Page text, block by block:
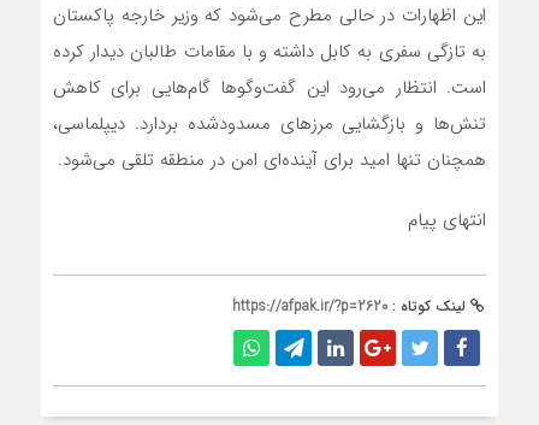
این اظهارات در حالی مطرح می‌شود که وزیر خارجه پاکستان
به تازگی سفری به کابل داشته و با مقامات طالبان دیدار کرده
است. انتظار می‌رود این گفت‌وگوها گام‌هایی برای کاهش
تنش‌ها و بازگشایی مرزهای مسدودشده بردارد. دیپلماسی،
همچنان تنها امید برای آینده‌ای امن در منطقه تلقی می‌شود.
انتهای پیام
لینک کوتاه : https://afpak.ir/?p=2620